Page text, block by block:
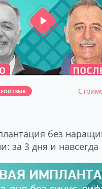
без
за 3 дня и навсегда